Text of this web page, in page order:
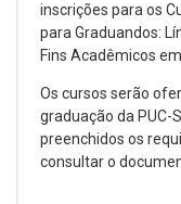
inscrições para os
para Graduandos:
Fins Acadêmicos
Os cursos serão
graduação da PUC-
preenchidos os
consultar o